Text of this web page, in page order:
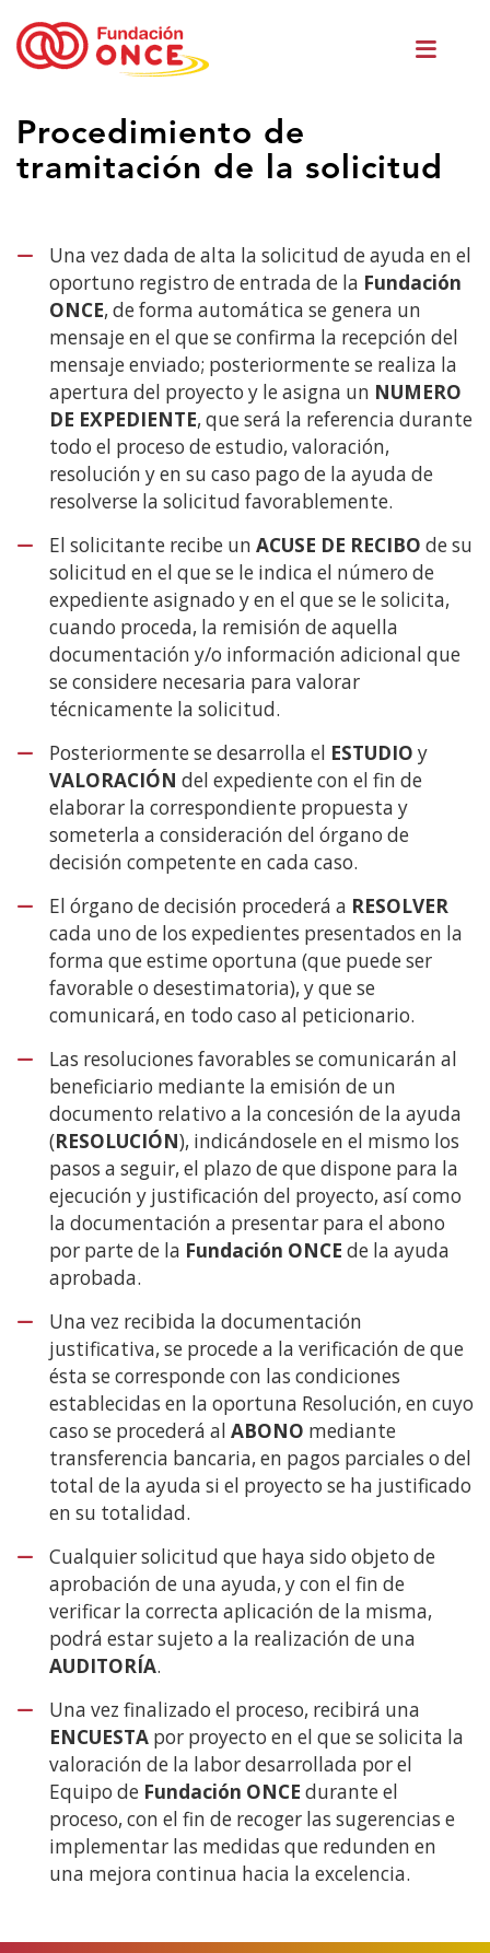
Eduki
nagusian
zaude
Procedimiento de
tramitación de la solicitud
Una vez dada de alta la solicitud de ayuda en el
oportuno registro de entrada de la Fundación
ONCE, de forma automática se genera un
mensaje en el que se confirma la recepción del
mensaje enviado; posteriormente se realiza la
apertura del proyecto y le asigna un NUMERO
DE EXPEDIENTE, que será la referencia durante
todo el proceso de estudio, valoración,
resolución y en su caso pago de la ayuda de
resolverse la solicitud favorablemente.
El solicitante recibe un ACUSE DE RECIBO de su
solicitud en el que se le indica el número de
expediente asignado y en el que se le solicita,
cuando proceda, la remisión de aquella
documentación y/o información adicional que
se considere necesaria para valorar
técnicamente la solicitud.
Posteriormente se desarrolla el ESTUDIO y
VALORACIÓN del expediente con el fin de
elaborar la correspondiente propuesta y
someterla a consideración del órgano de
decisión competente en cada caso.
El órgano de decisión procederá a RESOLVER
cada uno de los expedientes presentados en la
forma que estime oportuna (que puede ser
favorable o desestimatoria), y que se
comunicará, en todo caso al peticionario.
Las resoluciones favorables se comunicarán al
beneficiario mediante la emisión de un
documento relativo a la concesión de la ayuda
(RESOLUCIÓN), indicándosele en el mismo los
pasos a seguir, el plazo de que dispone para la
ejecución y justificación del proyecto, así como
la documentación a presentar para el abono
por parte de la Fundación ONCE de la ayuda
aprobada.
Una vez recibida la documentación
justificativa, se procede a la verificación de que
ésta se corresponde con las condiciones
establecidas en la oportuna Resolución, en cuyo
caso se procederá al ABONO mediante
transferencia bancaria, en pagos parciales o del
total de la ayuda si el proyecto se ha justificado
en su totalidad.
Cualquier solicitud que haya sido objeto de
aprobación de una ayuda, y con el fin de
verificar la correcta aplicación de la misma,
podrá estar sujeto a la realización de una
AUDITORÍA.
Una vez finalizado el proceso, recibirá una
ENCUESTA por proyecto en el que se solicita la
valoración de la labor desarrollada por el
Equipo de Fundación ONCE durante el
proceso, con el fin de recoger las sugerencias e
implementar las medidas que redunden en
una mejora continua hacia la excelencia.